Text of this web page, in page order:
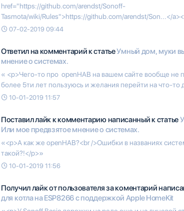
href="https://github.com/arendst/Sonoff-
Tasmota/wiki/Rules">https://github.com/arendst/Son...</
07-02-2019 09:44
Ответил на комментарий к статьеУмный дом, муки
мнение о системах.
« <p>Чего-то про openHAB на вашем сайте вообще не
более 5ти лет пользуюсь и желания перейти на что-то
10-01-2019 11:57
Поставил лайк к комментарию написанный к статье
Или мое предвзятое мнение о системах.
«<p>А как же openHAB?<br />Ошибки в названиях
такой?!</p>»
10-01-2019 11:56
Получил лайк от пользователяза коментарий
для котла на ESP8266 с поддержкой Apple HomeKit